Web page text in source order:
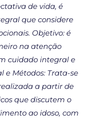
de vida, é
que considere
Objetivo: é
na atenção
cuidado integral e
e Métodos: Trata-se
a partir de
que discutem o
ao idoso, com